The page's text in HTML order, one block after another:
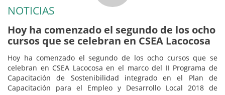
NOTICIAS
Hoy ha comenzado el segundo de los ocho
cursos que se celebran en CSEA Lacocosa
Hoy ha comenzado el segundo de los ocho cursos que se
celebran en CSEA Lacocosa en el marco del II Programa de
Capacitación de Sostenibilidad integrado en el Plan de
Capacitación para el Empleo y Desarrollo Local 2018 de